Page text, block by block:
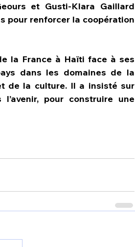
et Gusti-Klara Gaillard
pour renforcer la coopération
la France à Haïti face à ses
dans les domaines de la
de la culture. Il a insisté sur
pour construire une